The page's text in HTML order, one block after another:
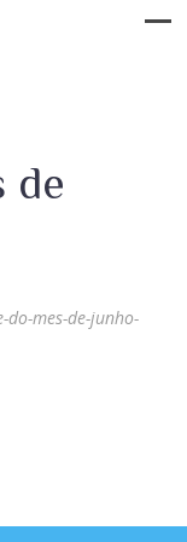
de
mes-de-junho-